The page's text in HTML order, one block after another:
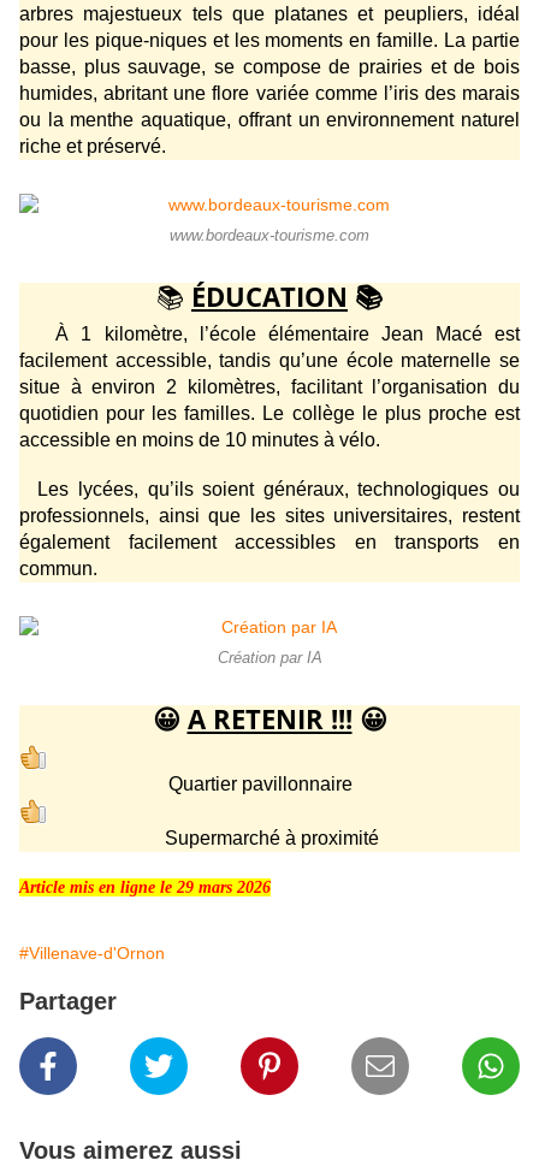
arbres majestueux tels que platanes et peupliers, idéal
pour les pique-niques et les moments en famille. La partie
basse, plus sauvage, se compose de prairies et de bois
humides, abritant une flore variée comme l’iris des marais
ou la menthe aquatique, offrant un environnement naturel
riche et préservé.
www.bordeaux-tourisme.com
📚 ÉDUCATION 📚
À 1 kilomètre, l’école élémentaire Jean Macé est
facilement accessible, tandis qu’une école maternelle se
situe à environ 2 kilomètres, facilitant l’organisation du
quotidien pour les familles. Le collège le plus proche est
accessible en moins de 10 minutes à vélo.
Les lycées, qu’ils soient généraux, technologiques ou
professionnels, ainsi que les sites universitaires, restent
également facilement accessibles en transports en
commun.
Création par IA
😀 A RETENIR !!! 😀
Quartier pavillonnaire
Supermarché à proximité
Article mis en ligne le 29 mars 2026
#Villenave-d'Ornon
Partager
Vous aimerez aussi